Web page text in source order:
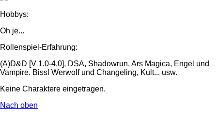
Hobbys:
Oh je...
Rollenspiel-Erfahrung:
(A)D&D [V 1.0-4.0], DSA, Shadowrun, Ars Magica, Engel und
Vampire. Bissl Werwolf und Changeling, Kult... usw.
Keine Charaktere eingetragen.
Nach oben